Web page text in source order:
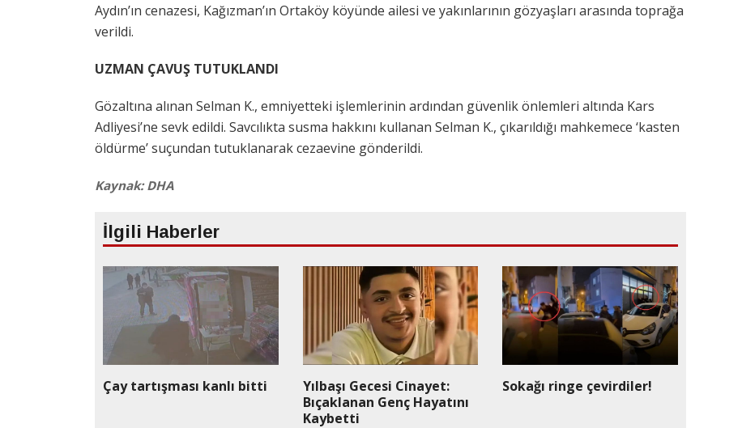
Aydın’ın cenazesi, Kağızman’ın Ortaköy köyünde ailesi ve yakınlarının gözyaşları arasında toprağa
verildi.
UZMAN ÇAVUŞ TUTUKLANDI
Gözaltına alınan Selman K., emniyetteki işlemlerinin ardından güvenlik önlemleri altında Kars
Adliyesi’ne sevk edildi. Savcılıkta susma hakkını kullanan Selman K., çıkarıldığı mahkemece ‘kasten
öldürme’ suçundan tutuklanarak cezaevine gönderildi.
Kaynak: DHA
İlgili Haberler
Çay tartışması kanlı bitti
Yılbaşı Gecesi Cinayet:
Bıçaklanan Genç Hayatını
Kaybetti
Sokağı ringe çevirdiler!